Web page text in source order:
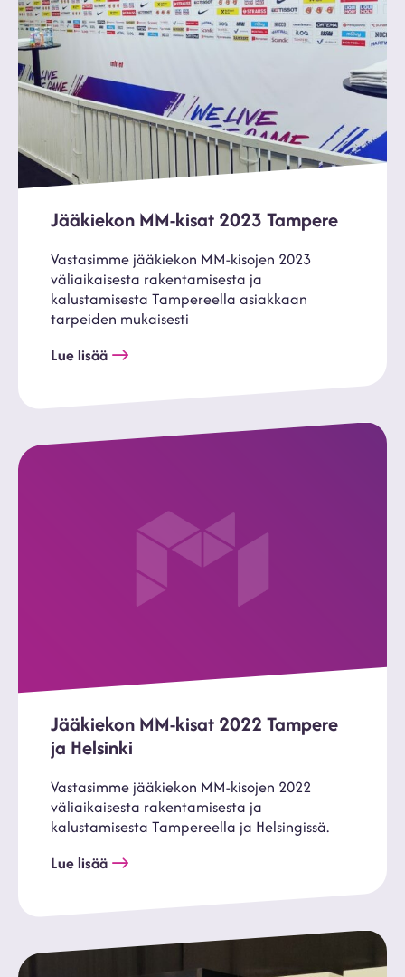
Jääkiekon MM-kisat 2023 Tampere
Vastasimme jääkiekon MM-kisojen 2023
väliaikaisesta rakentamisesta ja
kalustamisesta Tampereella asiakkaan
tarpeiden mukaisesti
Lue lisää
Jääkiekon MM-kisat 2022 Tampere
ja Helsinki
Vastasimme jääkiekon MM-kisojen 2022
väliaikaisesta rakentamisesta ja
kalustamisesta Tampereella ja Helsingissä.
Lue lisää